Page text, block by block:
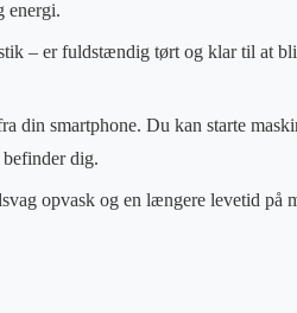
energi.
– er fuldstændig tørt og klar til at
din smartphone. Du kan starte
dig.
opvask og en længere levetid på